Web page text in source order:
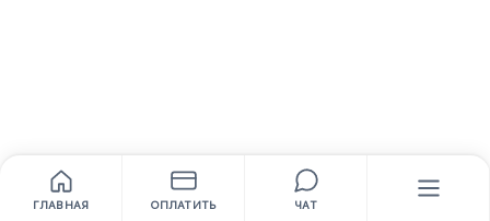
ГЛАВНАЯ ОПЛАТИТЬ ЧАТ